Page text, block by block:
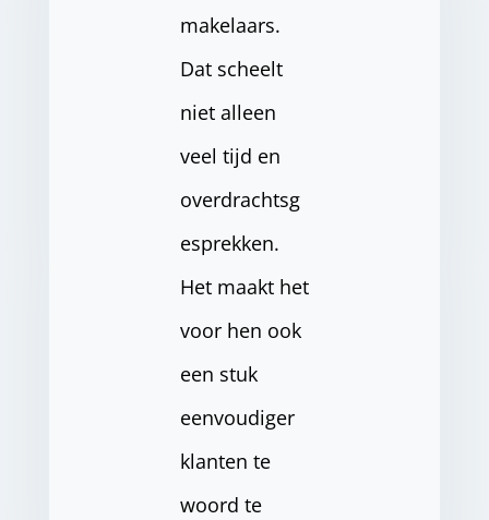
makelaars.
Dat scheelt
niet alleen
veel tijd en
overdrachtsg
esprekken.
Het maakt het
voor hen ook
een stuk
eenvoudiger
klanten te
woord te